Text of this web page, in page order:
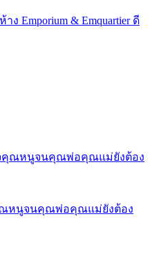
Emporium & Emquartier ดี
ณหนูจนคุณพ่อคุณแม่ยังต้อง